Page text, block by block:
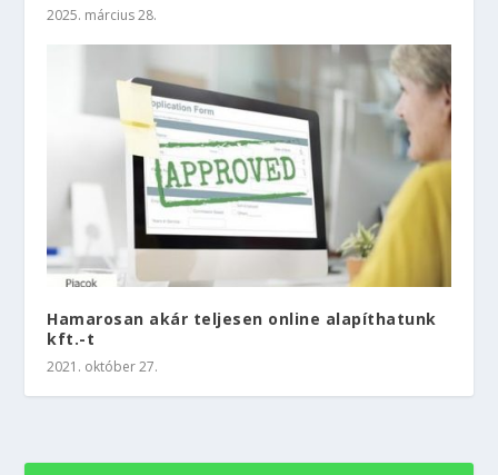
2025. március 28.
Hamarosan akár teljesen online alapíthatunk
kft.-t
2021. október 27.